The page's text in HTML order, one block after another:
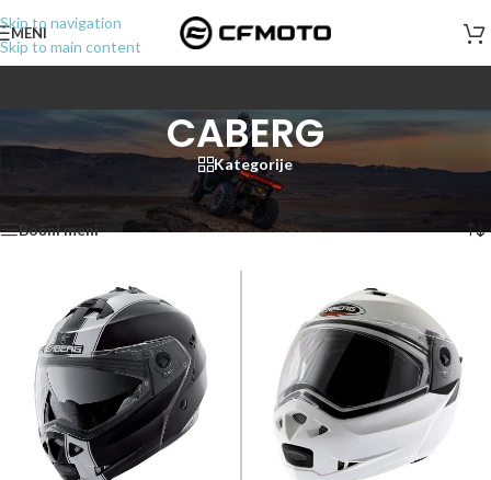
Skip to navigation
Skip to main content
MENI
CABERG
Kategorije
Bočni meni